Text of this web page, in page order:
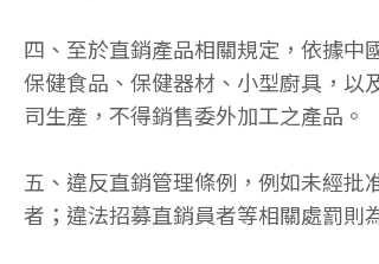
四、至於直銷產品相關規定，依據中
保健食品、保健器材、小型廚具，以
司生產，不得銷售委外加工之產品。
五、違反直銷管理條例，例如未經
者；違法招募直銷員者等相關處罰則